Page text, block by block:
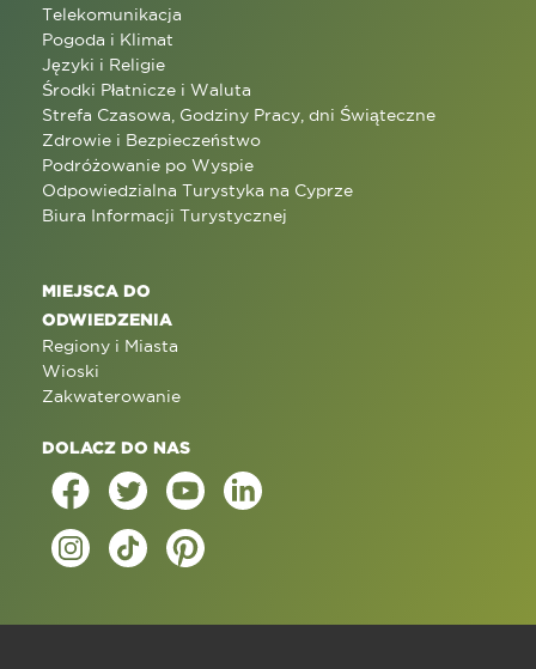
Telekomunikacja
Pogoda i Klimat
Języki i Religie
Środki Płatnicze i Waluta
Strefa Czasowa, Godziny Pracy, dni Świąteczne
Zdrowie i Bezpieczeństwo
Podróżowanie po Wyspie
Odpowiedzialna Turystyka na Cyprze
Biura Informacji Turystycznej
MIEJSCA DO
ODWIEDZENIA
Regiony i Miasta
Wioski
Zakwaterowanie
DOLACZ DO NAS